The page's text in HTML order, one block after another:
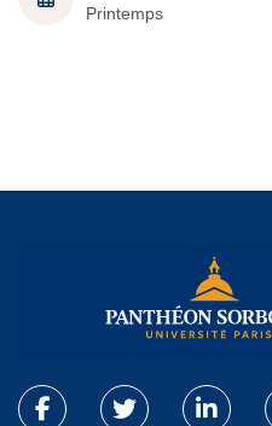
Printemps